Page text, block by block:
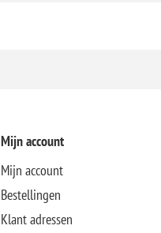
Mijn account
Mijn account
Bestellingen
Klant adressen